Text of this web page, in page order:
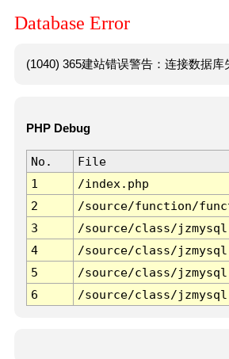
Database Error
(1040) 365建站错误警告：连接数据
PHP Debug
No. File
1
/index.php
2
/source/function/
3
/source/class/
4
/source/class/
5
/source/class/
6
/source/class/